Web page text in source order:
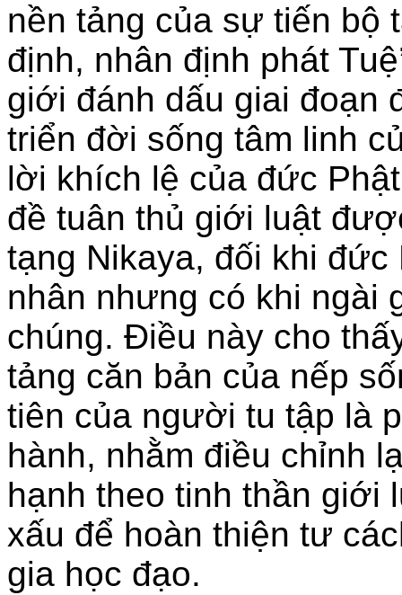
nền tảng của sự tiến bộ
định, nhân định phát
giới đánh dấu giai đoạn
triển đời sống tâm linh
lời khích lệ của đức
đề tuân thủ giới luật
tạng Nikaya, đối khi
nhân nhưng có khi ngài
chúng. Điều này cho
tảng căn bản của nếp
tiên của người tu tập là
hành, nhằm điều chỉnh
hạnh theo tinh thần giới
xấu để hoàn thiện tư
gia học đạo.